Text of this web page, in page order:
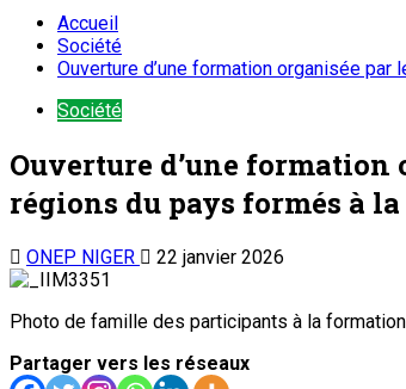
Accueil
Société
Ouverture d’une formation organisée
Société
Ouverture d’une formation
régions du pays formés à
ONEP NIGER 22 janvier 2026
Photo de famille des participants à la formation
Partager vers les réseaux